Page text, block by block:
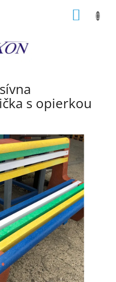
s opierkou